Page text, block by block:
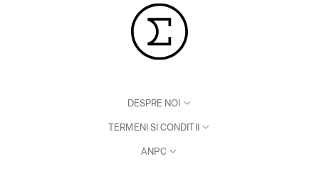
DESPRE NOI
TERMENI SI CONDITII
ANPC